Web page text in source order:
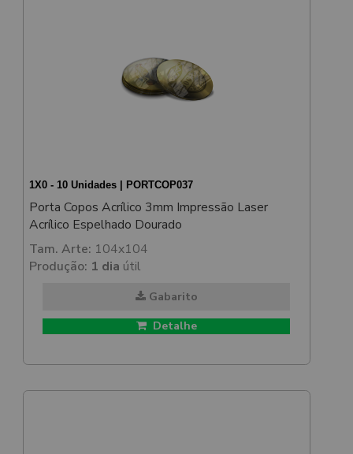
1X0 - 10 Unidades | PORTCOP037
Porta Copos Acrílico 3mm Impressão Laser
Acrílico Espelhado Dourado
Tam. Arte: 104x104
Produção: 1 dia útil
Gabarito
Detalhe